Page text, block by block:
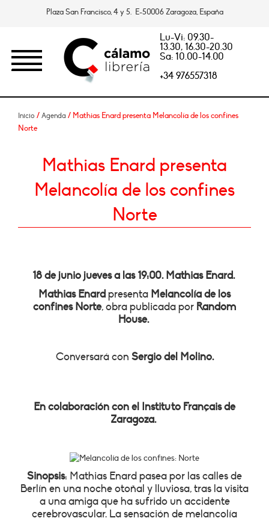
Plaza San Francisco, 4 y 5. E-50006 Zaragoza, España
Lu-Vi: 09.30-
13.30, 16.30-20.30
Sa: 10.00-14.00
+34 976557318
Inicio / Agenda / Mathias Enard presenta Melancolía de los confines
Norte
Mathias Enard presenta
Melancolía de los confines
Norte
18 de junio jueves a las 19:00. Mathias Enard.
Mathias Enard presenta Melancolía de los
confines Norte, obra publicada por Random
House.
Conversará con Sergio del Molino.
En colaboración con el Instituto Français de
Zaragoza.
Sinopsis: Mathias Enard pasea por las calles de
Berlín en una noche otoñal y lluviosa, tras la visita
a una amiga que ha sufrido un accidente
cerebrovascular. La sensación de melancolía